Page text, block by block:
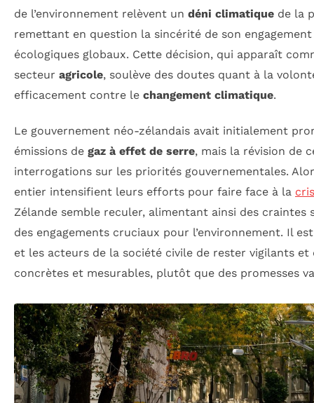
de l’environnement relèvent un déni climatique de la
remettant en question la sincérité de son
écologiques globaux. Cette décision, qui apparaît
secteur agricole, soulève des doutes quant à la
efficacement contre le changement climatique.
Le gouvernement néo-zélandais avait initialement
émissions de gaz à effet de serre, mais la révision de
interrogations sur les priorités gouvernementales.
entier intensifient leurs efforts pour faire face à la
Zélande semble reculer, alimentant ainsi des craintes
des engagements cruciaux pour l’environnement. Il
et les acteurs de la société civile de rester vigilants et
concrètes et mesurables, plutôt que des promesses